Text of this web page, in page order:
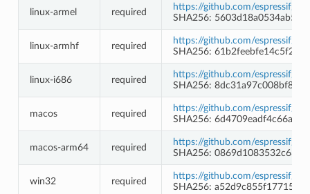
linux-armel required
https://github.com/espressif/
SHA256:
linux-armhf required
https://github.com/espressif/
SHA256:
linux-i686 required
https://github.com/espressif/
SHA256:
macos required
https://github.com/espressif/
SHA256:
macos-arm64 required
https://github.com/espressif/
SHA256:
win32 required
https://github.com/espressif/
SHA256: